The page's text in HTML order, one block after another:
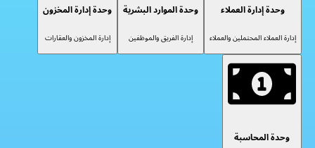
وحدة إدارة العملاء
إدارة العملاء المحتملين والعملاء
وحدة الموارد البشرية
إدارة الفريق والموظفين
وحدة إدارة المخزون
إدارة المخزون والعقارات
وحدة المحاسبة